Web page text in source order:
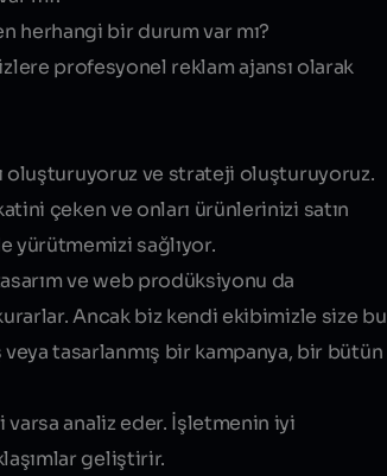
herhangi bir durum var mı?
profesyonel reklam ajansı olarak
oluşturuyoruz ve strateji oluşturuyoruz.
çeken ve onları ürünlerinizi satın
yürütmemizi sağlıyor.
ve web prodüksiyonu da
Ancak biz kendi ekibimizle size bu
tasarlanmış bir kampanya, bir bütün
analiz eder. İşletmenin iyi
geliştirir.